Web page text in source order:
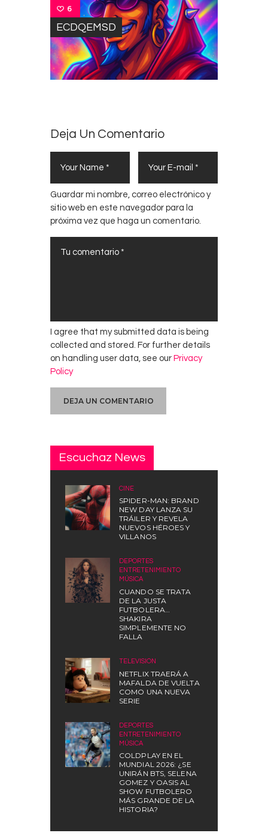
6
ECDQEMSD
Deja Un Comentario
Guardar mi nombre, correo electrónico y
sitio web en este navegador para la
próxima vez que haga un comentario.
I agree that my submitted data is being
collected and stored. For further details
on handling user data, see our Privacy
Policy
Escuchaz News
CINE
SPIDER-MAN: BRAND
NEW DAY LANZA SU
TRÁILER Y REVELA
NUEVOS HÉROES Y
VILLANOS
DEPORTES
ENTRETENIMIENTO
MÚSICA
CUANDO SE TRATA
DE LA JUSTA
FUTBOLERA…
SHAKIRA
SIMPLEMENTE NO
FALLA
TELEVISIÓN
NETFLIX TRAERÁ A
MAFALDA DE VUELTA
COMO UNA NUEVA
SERIE
DEPORTES
ENTRETENIMIENTO
MÚSICA
COLDPLAY EN EL
MUNDIAL 2026: ¿SE
UNIRÁN BTS, SELENA
GOMEZ Y OASIS AL
SHOW FUTBOLERO
MÁS GRANDE DE LA
HISTORIA?